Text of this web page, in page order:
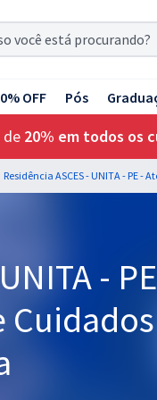
OFF Pós
de 20% em todos os
-
Cuidados